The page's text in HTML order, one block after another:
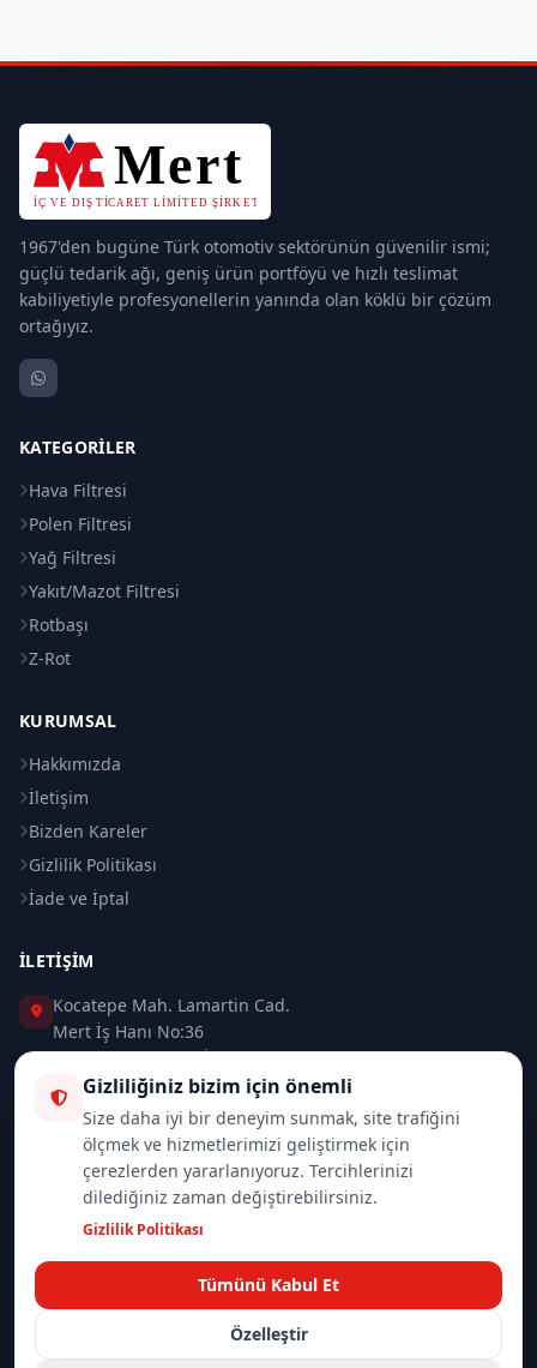
1967'den bugüne Türk otomotiv sektörünün güvenilir ismi;
güçlü tedarik ağı, geniş ürün portföyü ve hızlı teslimat
kabiliyetiyle profesyonellerin yanında olan köklü bir çözüm
ortağıyız.
KATEGORILER
Hava Filtresi
Polen Filtresi
Yağ Filtresi
Yakıt/Mazot Filtresi
Rotbaşı
Z-Rot
KURUMSAL
Hakkımızda
İletişim
Bizden Kareler
Gizlilik Politikası
İade ve İptal
İLETIŞIM
Kocatepe Mah. Lamartin Cad.
Mert İş Hanı No:36
Taksim / Beyoğlu / İSTANBUL
0 (212) 235 37 83
0 (532) 418 08 46
info@merttrade.com
© 2026Mannlich | MertTrade.com— Tüm hakları saklıdır.
Gizliliğiniz bizim için önemli
Size daha iyi bir deneyim sunmak, site trafiğini
ölçmek ve hizmetlerimizi geliştirmek için
çerezlerden yararlanıyoruz. Tercihlerinizi
dilediğiniz zaman değiştirebilirsiniz.
Gizlilik Politikası
Tümünü Kabul Et
Özelleştir